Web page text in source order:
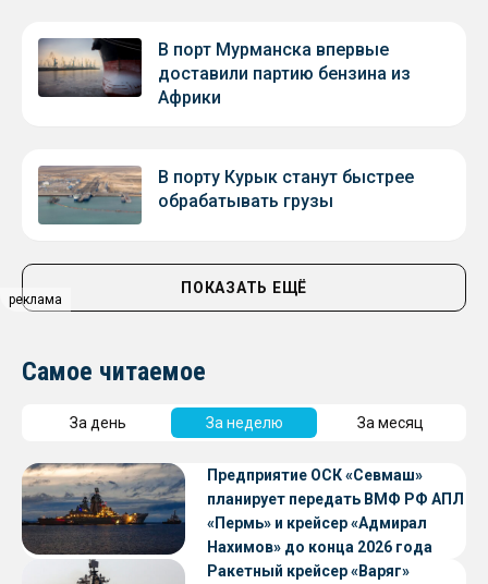
реклама
В порт Мурманска впервые
доставили партию бензина из
Африки
В порту Курык станут быстрее
обрабатывать грузы
ПОКАЗАТЬ ЕЩЁ
Самое читаемое
За день За неделю За месяц
Предприятие ОСК «Севмаш»
планирует передать ВМФ РФ АПЛ
«Пермь» и крейсер «Адмирал
Нахимов» до конца 2026 года
Ракетный крейсер «Варяг»